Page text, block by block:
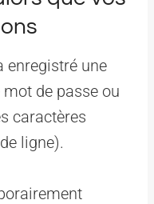
enregistré une
de passe ou
caractères
ligne).